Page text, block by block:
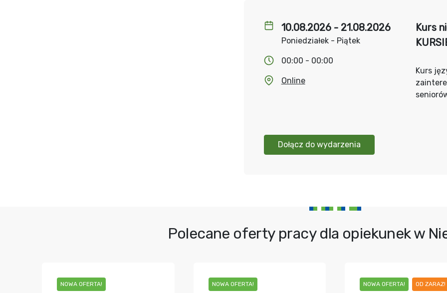
10.08.2026 - 21.08.2026
Poniedziałek - Piątek
00:00 - 00:00
Online
Dołącz do wydarzenia
Kurs
Kurs
Polecane oferty pracy dla opiekunek w
NOWA OFERTA! NOWA OFERTA! NOWA OFERTA! OD ZARAZ!